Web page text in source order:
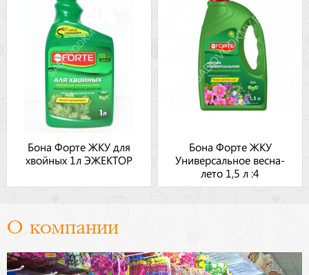
Бона Форте ЖКУ для
хвойных 1л ЭЖЕКТОР
Бона Форте ЖКУ
Универсальное весна-
лето 1,5 л :4
О компании